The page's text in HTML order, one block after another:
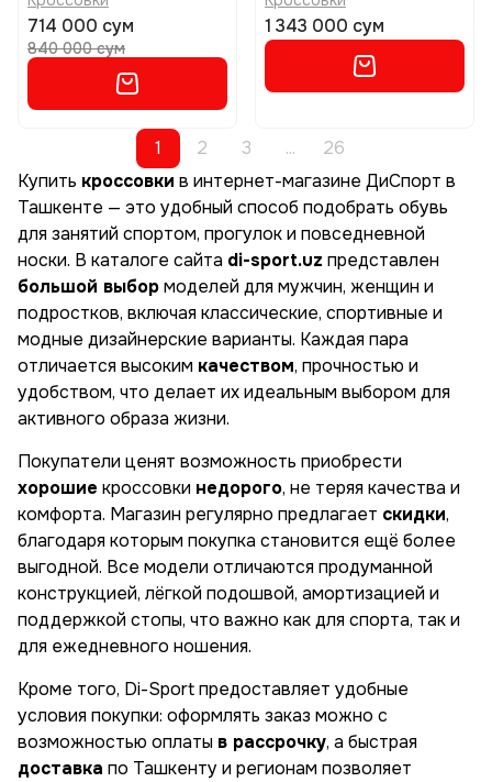
714 000 сум
840 000 сум
1 343 000 сум
1 2 3 ...
26
Купить кроссовки в интернет-магазине ДиСпорт в
Ташкенте — это удобный способ подобрать обувь
для занятий спортом, прогулок и повседневной
носки. В каталоге сайта di-sport.uz представлен
большой выбормоделей для мужчин, женщин и
подростков, включая классические, спортивные и
модные дизайнерские варианты. Каждая пара
отличается высоким качеством, прочностью и
удобством, что делает их идеальным выбором для
активного образа жизни.
Покупатели ценят возможность приобрести
хорошие кроссовки недорого, не теряя качества и
комфорта. Магазин регулярно предлагает скидки,
благодаря которым покупка становится ещё более
выгодной. Все модели отличаются продуманной
конструкцией, лёгкой подошвой, амортизацией и
поддержкой стопы, что важно как для спорта, так и
для ежедневного ношения.
Кроме того, Di-Sport предоставляет удобные
условия покупки: оформлять заказ можно с
возможностью оплаты в рассрочку, а быстрая
доставка по Ташкенту и регионам позволяет